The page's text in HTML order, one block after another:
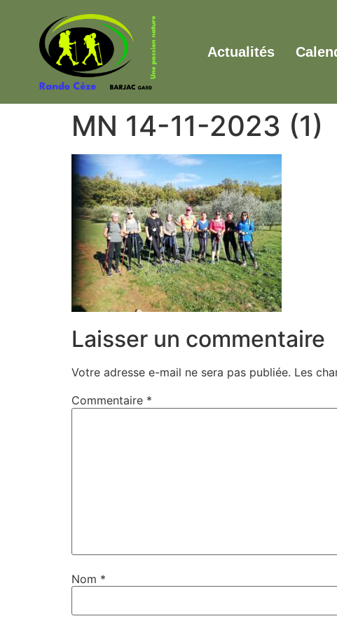
Actualités
MN 14-11-2023 (1)
Laisser un commentaire
Votre adresse e-mail ne sera pas publiée. Les
Commentaire *
Nom *